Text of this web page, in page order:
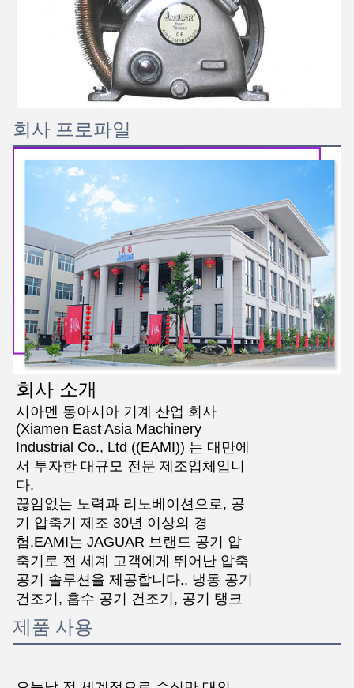
회사 프로파일
회사 소개
시아멘 동아시아 기계 산업 회사
(Xiamen East Asia Machinery
Industrial Co., Ltd ((EAMI)) 는 대만에
서 투자한 대규모 전문 제조업체입니
다.
끊임없는 노력과 리노베이션으로, 공
기 압축기 제조 30년 이상의 경
험,EAMI는 JAGUAR 브랜드 공기 압
축기로 전 세계 고객에게 뛰어난 압축
공기 솔루션을 제공합니다., 냉동 공기
건조기, 흡수 공기 건조기, 공기 탱크
제품 사용